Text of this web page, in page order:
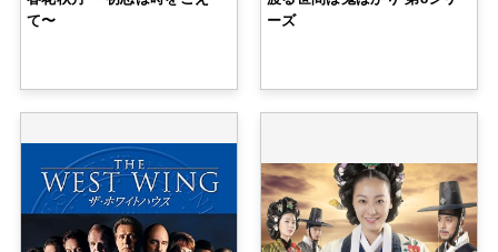
て〜
ーズ